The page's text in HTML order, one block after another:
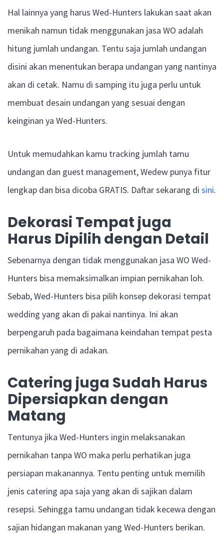
Hal lainnya yang harus Wed-Hunters lakukan saat akan
menikah namun tidak menggunakan jasa WO adalah
hitung jumlah undangan. Tentu saja jumlah undangan
disini akan menentukan berapa undangan yang nantinya
akan di cetak. Namu di samping itu juga perlu untuk
membuat desain undangan yang sesuai dengan
keinginan ya Wed-Hunters.
Untuk memudahkan kamu tracking jumlah tamu
undangan dan guest management, Wedew punya fitur
lengkap dan bisa dicoba GRATIS. Daftar sekarang di sini.
Dekorasi Tempat juga
Harus Dipilih dengan Detail
Sebenarnya dengan tidak menggunakan jasa WO Wed-
Hunters bisa memaksimalkan impian pernikahan loh.
Sebab, Wed-Hunters bisa pilih konsep dekorasi tempat
wedding yang akan di pakai nantinya. Ini akan
berpengaruh pada bagaimana keindahan tempat pesta
pernikahan yang di adakan.
Catering juga Sudah Harus
Dipersiapkan dengan
Matang
Tentunya jika Wed-Hunters ingin melaksanakan
pernikahan tanpa WO maka perlu perhatikan juga
persiapan makanannya. Tentu penting untuk memilih
jenis catering apa saja yang akan di sajikan dalam
resepsi. Sehingga tamu undangan tidak kecewa dengan
sajian hidangan makanan yang Wed-Hunters berikan.